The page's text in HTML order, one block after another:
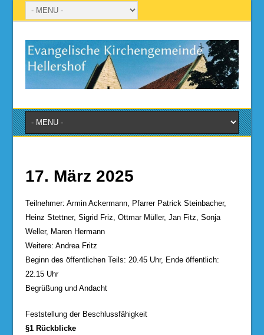
17. März 2025
Teilnehmer: Armin Ackermann, Pfarrer Patrick Steinbacher,
Heinz Stettner, Sigrid Friz, Ottmar Müller, Jan Fitz, Sonja
Weller, Maren Hermann
Weitere: Andrea Fritz
Beginn des öffentlichen Teils: 20.45 Uhr, Ende öffentlich:
22.15 Uhr
Begrüßung und Andacht
Feststellung der Beschlussfähigkeit
§1 Rückblicke